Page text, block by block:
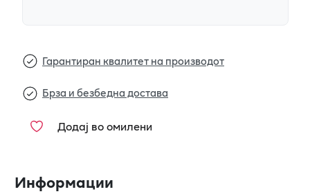
Гарантиран квалитет на производот
Брза и безбедна достава
Додај во омилени
Информации